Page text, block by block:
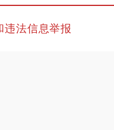
违法信息举报